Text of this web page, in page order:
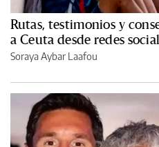
Rutas, testimonios y
a Ceuta desde redes
Soraya Aybar Laafou